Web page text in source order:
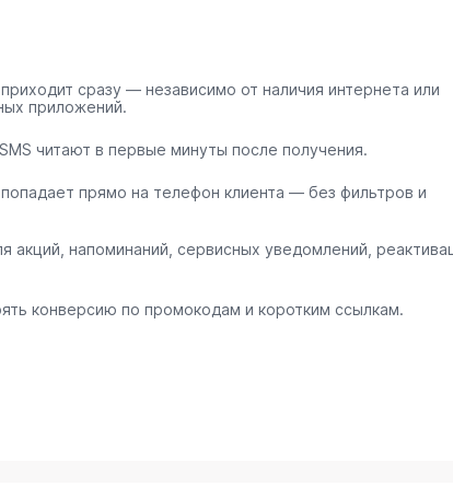
сразу — независимо от наличия интернета или
приложений.
читают в первые минуты после получения.
прямо на телефон клиента — без фильтров и
акций, напоминаний, сервисных уведомлений,
конверсию по промокодам и коротким ссылкам.